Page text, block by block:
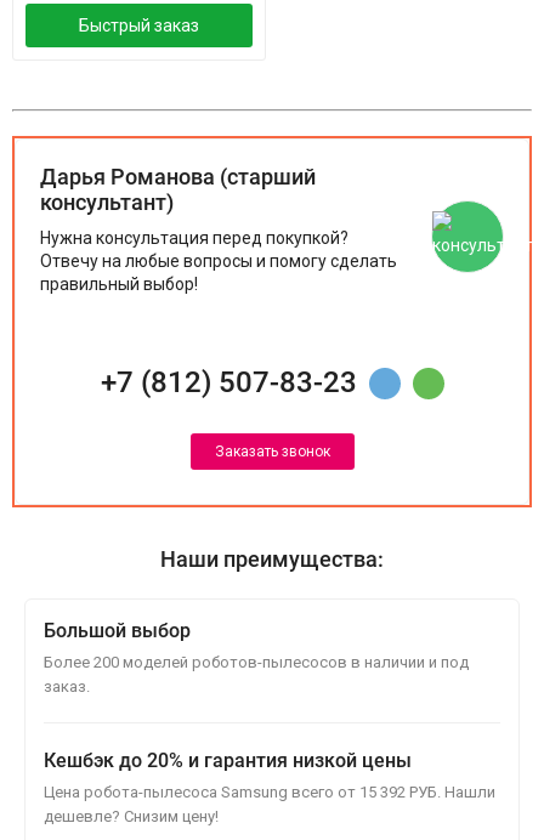
Быстрый заказ
Дарья Романова (старший
консультант)
Нужна консультация перед покупкой?
Отвечу на любые вопросы и помогу сделать
правильный выбор!
+7 (812) 507-83-23
Заказать звонок
Наши преимущества:
Большой выбор
Более 200 моделей роботов-пылесосов в наличии и под
заказ.
Кешбэк до 20% и гарантия низкой цены
Цена робота-пылесоса Samsung всего от 15 392 РУБ. Нашли
дешевле? Снизим цену!